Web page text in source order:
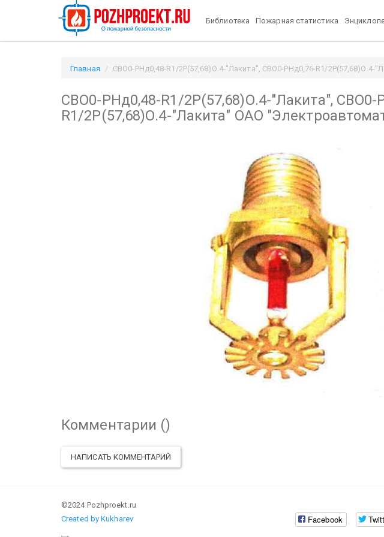
Библиотека Пожарная статистика
Главная СВО0-РНд0,48-R1/2P(57,68)О.4-"Лакита", СВО0-РНд0,76-R1/
СВО0-РНд0,48-R1/2P(57,68)О.4-"Лакита", СВО0-
R1/2P(57,68)О.4-"Лакита" ОАО
Комментарии ()
НАПИСАТЬ КОММЕНТАРИЙ
©2024 Pozhproekt.ru
Created by Kukharev
Facebook